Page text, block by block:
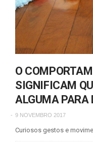
O
SIGNIFICAM
ALGUMA PARA
9 NOVEMBRO 2017
Curiosos gestos e